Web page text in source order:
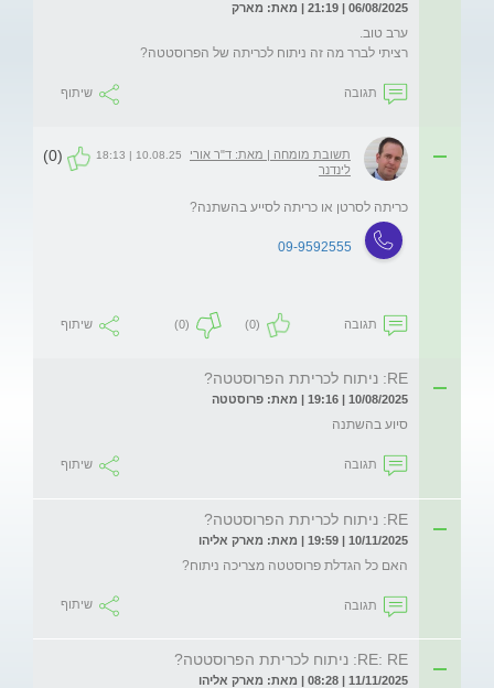
06/08/2025 | 21:19 | מאת: מארק
רציתי לברר מה זה ניתוח לכריתה של הפרוסטטה?
תגובה שיתוף
תשובת מומחה | מאת: ד"ר אורי
לינדנר
10.08.25 | 18:13
(0)
כריתה לסרטן או כריתה לסייע בהשתנה?
09-9592555
תגובה (0)
(0) שיתוף
RE: ניתוח לכריתת הפרוסטטה?
10/08/2025 | 19:16 | מאת: פרוסטטה
סיוע בהשתנה
תגובה שיתוף
RE: ניתוח לכריתת הפרוסטטה?
10/11/2025 | 19:59 | מאת: מארק אליהו
האם כל הגדלת פרוסטטה מצריכה ניתוח?
תגובה שיתוף
RE: RE: ניתוח לכריתת הפרוסטטה?
11/11/2025 | 08:28 | מאת: מארק אליהו